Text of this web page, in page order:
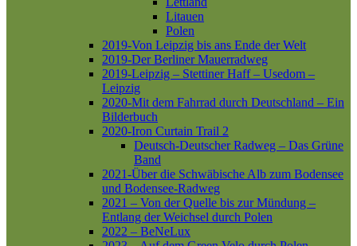
Litauen
Polen
2019-Von Leipzig bis ans Ende der Welt
2019-Der Berliner Mauerradweg
2019-Leipzig – Stettiner Haff – Usedom –
Leipzig
2020-Mit dem Fahrrad durch Deutschland – Ein
Bilderbuch
2020-Iron Curtain Trail 2
Deutsch-Deutscher Radweg – Das Grüne
Band
2021-Über die Schwäbische Alb zum Bodensee
und Bodensee-Radweg
2021 – Von der Quelle bis zur Mündung –
Entlang der Weichsel durch Polen
2022 – BeNeLux